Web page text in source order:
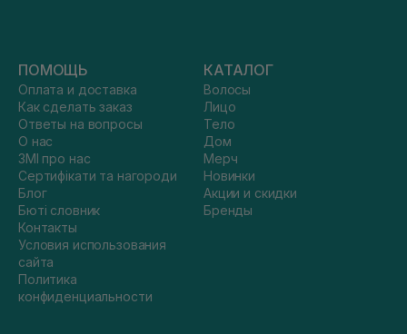
ПОМОЩЬ
Оплата и доставка
Как сделать заказ
Ответы на вопросы
О нас
ЗМІ про нас
Сертифікати та нагороди
Блог
Бюті словник
Контакты
Условия использования
сайта
Политика
конфиденциальности
КАТАЛОГ
Волосы
Лицо
Тело
Дом
Мерч
Новинки
Акции и скидки
Бренды